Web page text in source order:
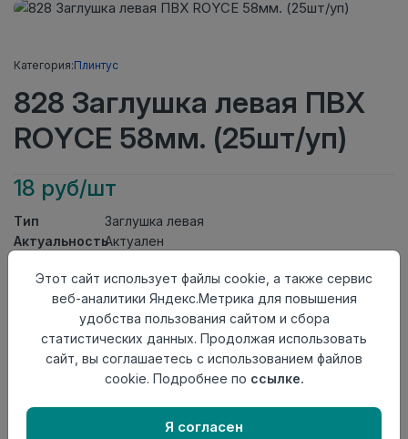
Категория:Плинтус
828 Заглушка левая ПВХ
ROYCE 58мм. (25шт/уп)
18 руб/шт
Тип
Заглушка левая
АктуальностьАктуален
Осталось37 шт
Добавить в корзину
Внимание! Внешний вид товара может отличаться от
представленного на настоящем сайте. Проверяйте
в момент приобретения товара.
Этот сайт использует файлы cookie, а также сервис
веб-аналитики Яндекс.Метрика для повышения
удобства пользования сайтом и сбора
статистических данных. Продолжая использовать
сайт, вы соглашаетесь с использованием файлов
cookie. Подробнее по ссылке.
Я согласен